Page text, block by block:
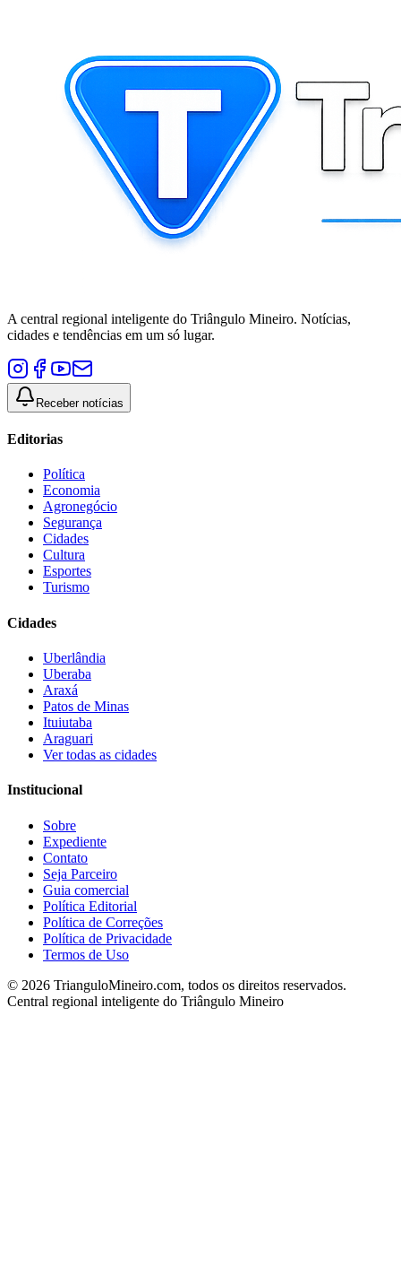
A central regional inteligente do Triângulo Mineiro. Notícias,
cidades e tendências em um só lugar.
Receber notícias
Editorias
Política
Economia
Agronegócio
Segurança
Cidades
Cultura
Esportes
Turismo
Cidades
Uberlândia
Uberaba
Araxá
Patos de Minas
Ituiutaba
Araguari
Ver todas as cidades
Institucional
Sobre
Expediente
Contato
Seja Parceiro
Guia comercial
Política Editorial
Política de Correções
Política de Privacidade
Termos de Uso
© 2026 TrianguloMineiro.com, todos os direitos reservados.
Central regional inteligente do Triângulo Mineiro